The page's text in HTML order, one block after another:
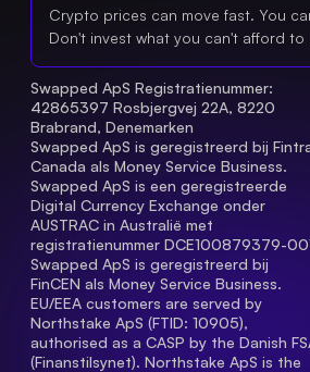
Crypto prices can move fast. You
Don't invest what you can't afford to
Swapped ApS Registratienummer:
42865397 Rosbjergvej 22A, 8220
Brabrand, Denemarken
Swapped ApS is geregistreerd bij
Canada als Money Service Business.
Swapped ApS is een geregistreerde
Digital Currency Exchange onder
AUSTRAC in Australië met
registratienummer DCE100879379-
Swapped ApS is geregistreerd bij
FinCEN als Money Service Business.
EU/EEA customers are served by
Northstake ApS (FTID: 10905),
authorised as a CASP by the Danish
(Finanstilsynet). Northstake ApS is the